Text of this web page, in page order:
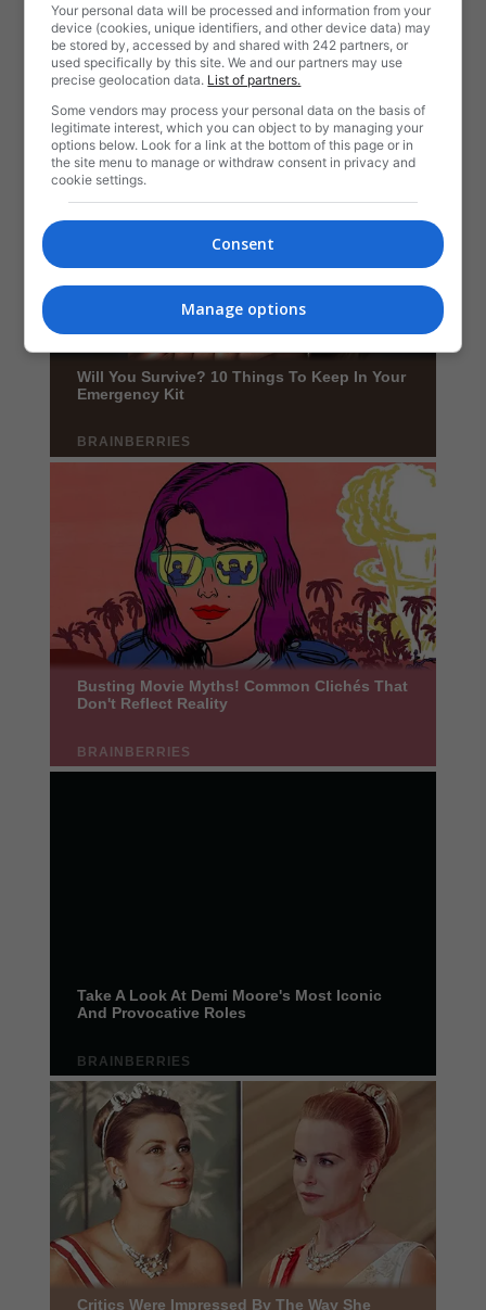
Your personal data will be processed and information from your
device (cookies, unique identifiers, and other device data) may
be stored by, accessed by and shared with 242 partners, or
used specifically by this site. We and our partners may use
precise geolocation data. List of partners.
Some vendors may process your personal data on the basis of
legitimate interest, which you can object to by managing your
options below. Look for a link at the bottom of this page or in
the site menu to manage or withdraw consent in privacy and
cookie settings.
Consent
Manage options